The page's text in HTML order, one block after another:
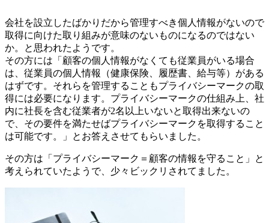
会社を設立したばかりだから管理すべき個人情報がないので
取得に向けた取り組みが意味のないものになるのではない
か。と思われたようです。
その方には「顧客の個人情報がなくても従業員がいる場合
は、従業員の個人情報（健康保険、履歴書、給与等）がある
はずです。それらを管理することもプライバシーマークの取
得には必要になります。プライバシーマークの仕組み上、社
内に社長を含む従業者が2名以上いないと取得出来ないの
で、その要件を満たせばプライバシーマークを取得すること
は可能です。」とお答えさせてもらいました。
その方は「プライバシーマーク＝顧客の情報を守ること」と
考えられていたようで、少々ビックリされてました。